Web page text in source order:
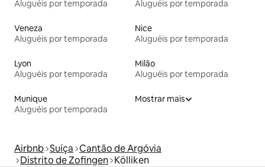
Aluguéis por temporada
Aluguéis por temporada
Veneza
Aluguéis por temporada
Nice
Aluguéis por temporada
Lyon
Aluguéis por temporada
Milão
Aluguéis por temporada
Munique
Aluguéis por temporada
Mostrar mais
Airbnb Suíça Cantão de Argóvia
Distrito de Zofingen Kölliken